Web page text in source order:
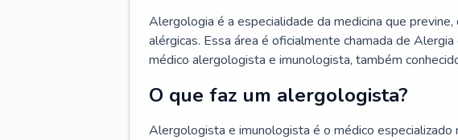
Alergologia é a especialidade da medicina que
alérgicas. Essa área é oficialmente chamada de
médico alergologista e imunologista, também
O que faz um alergologista?
Alergologista e imunologista é o médico especializado